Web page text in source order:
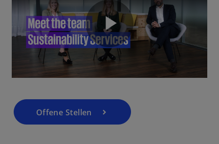
P
l
Offene Stellen
e
r
n
e
u
e
n
e
is